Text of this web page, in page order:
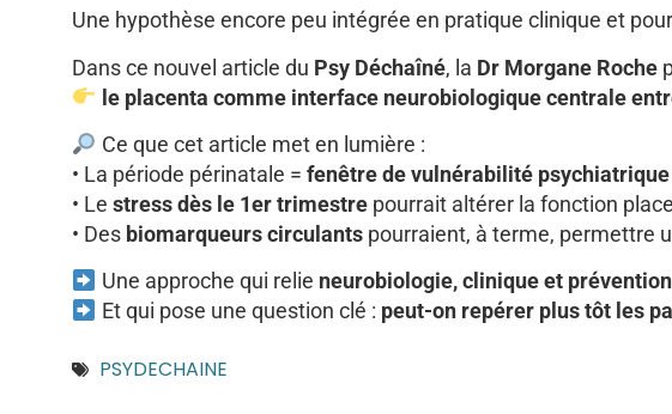
Une hypothèse encore peu intégrée en pratique clinique et
Dans ce nouvel article du Psy Déchaîné, la Dr Morgane Roche
le placenta comme interface neurobiologique centrale
Ce que cet article met en lumière :
• La période périnatale = fenêtre de vulnérabilité
• Le stress dès le 1er trimestre pourrait altérer la fonction
• Des biomarqueurs circulants pourraient, à terme, permettre
Une approche qui relie neurobiologie, clinique et prévention
Et qui pose une question clé : peut-on repérer plus tôt les
PSYDECHAINE